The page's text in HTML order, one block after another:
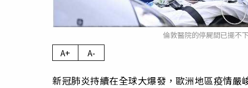
倫敦醫院的停屍間已擺不
A+ A-
新冠肺炎持續在全球大爆發，歐洲地區疫情